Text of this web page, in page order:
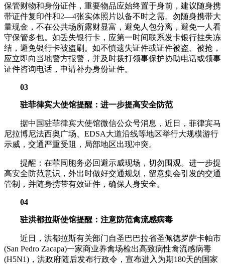
保管财物和身份证件，重要物品应始终置于身前，建议随身携
带证件复印件和2—4张实体照片以备不时之需。勿随身携带大
量现金，不在公共场所露财显富，避免人包分离，避免一人看
守保管多包。如丢失银行卡，应第一时间联系发卡银行挂失冻
结，避免银行卡被盗刷。如不慎遗失证件或证件被盗、被抢，
应立即向当地警方报警，并及时拨打领事保护协助电话或领事
证件咨询电话，申请补办身份证件。
03
驻菲律宾大使馆提醒：进一步提高安全防范
据中国驻菲律宾大使馆微信公众号消息，近日，菲律宾马
尼拉博尼法西奥广场、EDSA大道沿线等地区举行大规模游行
示威，交通严重受阻，局部地区出现冲突。
提醒：在菲同胞务必回避示威现场，切勿围观。进一步提
高安全防范意识，外出时做好交通规划，留意集会引发的交通
管制，并随身携带有效证件，确保人身安全。
04
驻洪都拉斯使馆提醒：注意防范禽流感病毒
近日，洪都拉斯有关部门自圣巴巴拉省圣佩德罗萨卡帕市
(San Pedro Zacapa)一家商业养禽场检出高致病性禽流感病毒
(H5N1)，洪政府随后发布行政令，宣布进入为期180天的国家